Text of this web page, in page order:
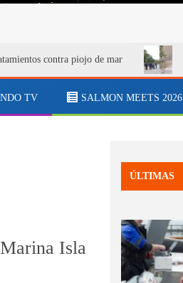
contra piojo de mar
TV SALMON MEETS 2026
Isla
ÚLTIMAS